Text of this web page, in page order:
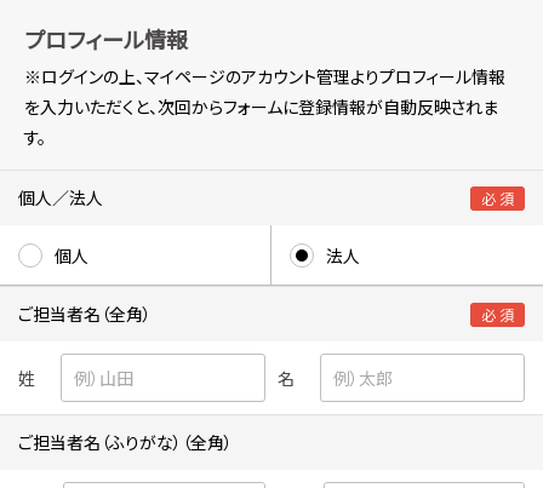
プロフィール情報
※ログインの上、マイページのアカウント管理よりプロフィール情報
を入力いただくと、次回からフォームに登録情報が自動反映されま
す。
個人／法人 必 須
個人 法人
ご担当者名（全角） 必 須
姓 名
ご担当者名（ふりがな）（全角）